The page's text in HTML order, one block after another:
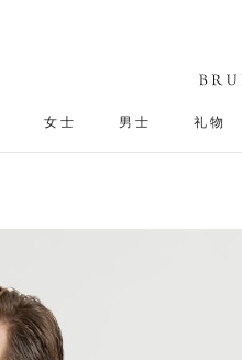
女士 男士 礼物